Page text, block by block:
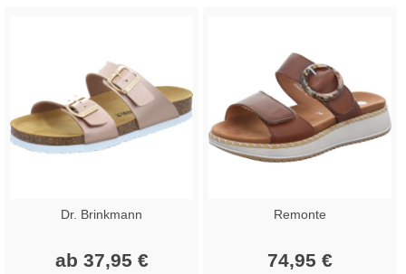
Dr. Brinkmann
ab 37,95 €
Remonte
74,95 €